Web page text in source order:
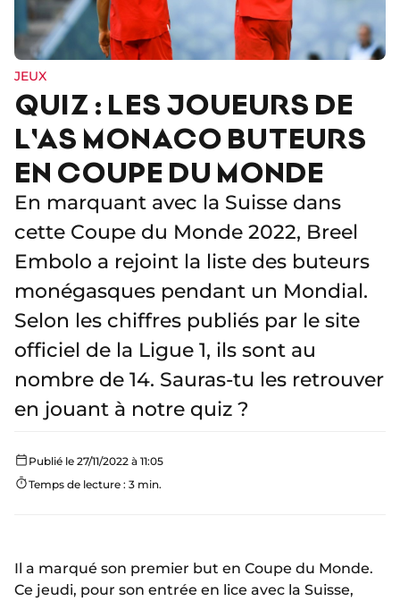
JEUX
QUIZ : LES JOUEURS DE
L'AS MONACO BUTEURS
EN COUPE DU MONDE
En marquant avec la Suisse dans
cette Coupe du Monde 2022, Breel
Embolo a rejoint la liste des buteurs
monégasques pendant un Mondial.
Selon les chiffres publiés par le site
officiel de la Ligue 1, ils sont au
nombre de 14. Sauras-tu les retrouver
en jouant à notre quiz ?
Publié le 27/11/2022 à 11:05
Temps de lecture : 3 min.
Il a marqué son premier but en Coupe du Monde.
Ce jeudi, pour son entrée en lice avec la Suisse,